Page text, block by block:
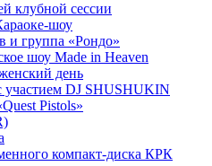
клубной сессии
шоу
и группа «Рондо»
шоу Made in Heaven
день
DJ SHUSHUKIN
Pistols»
компакт-диска КРК